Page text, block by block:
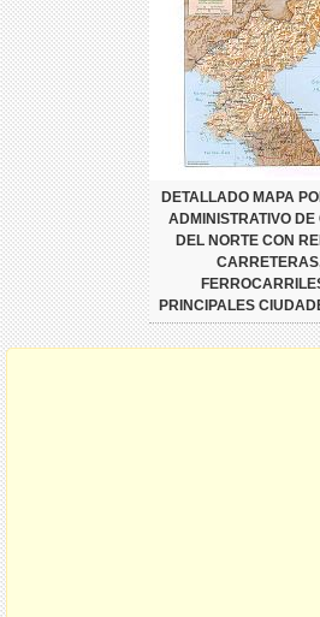
DETALLADO MAPA
ADMINISTRATIVO DE
DEL NORTE CON
PRINCIPALES